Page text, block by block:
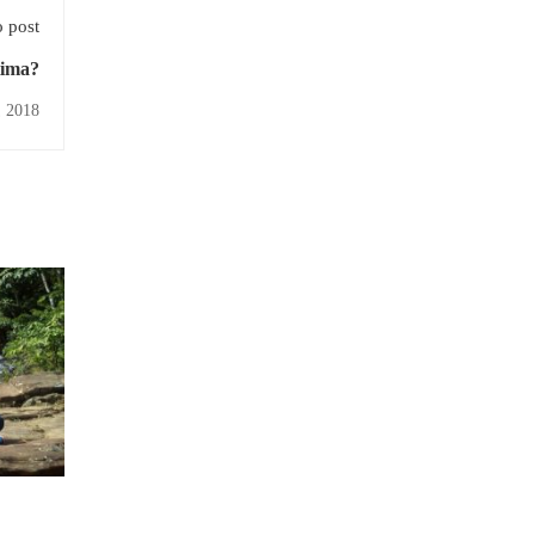
post
2018